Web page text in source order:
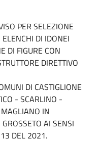
PER SELEZIONE
DI IDONEI
DI FIGURE CON
DIRETTIVO
DI CASTIGLIONE
- SCARLINO -
IN
AI SENSI
DEL 2021.